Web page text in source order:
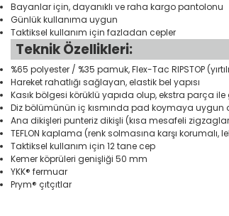
Bayanlar için, dayanıklı ve raha kargo pantolonu
Günlük kullanıma uygun
Taktiksel kullanım için fazladan cepler
Teknik Özellikleri:
%65 polyester / %35 pamuk, Flex-Tac RIPSTOP
Hareket rahatlığı sağlayan, elastik bel yapısı
Kasık bölgesi körüklü yapıda olup, ekstra parça
Diz bölümünün iç kısmında pad koymaya uygun
Ana dikişleri punteriz dikişli (kısa mesafeli
TEFLON kaplama (renk solmasına karşı korumalı,
Taktiksel kullanım için 12 tane cep
Kemer köprüleri genişliği 50 mm
YKK® fermuar
Prym® çıtçıtlar